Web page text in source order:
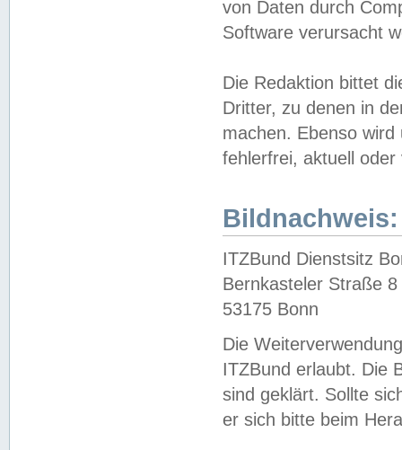
von Daten durch
Software verursacht
Die Redaktion bittet
Dritter, zu denen in
machen. Ebenso
fehlerfrei, aktuell oder
Bildnachweis:
ITZBund Dienstsitz
Bernkasteler Straße 8
53175 Bonn
Die
ITZBund erlaubt. Die
sind geklärt. Sollte
er sich bitte beim